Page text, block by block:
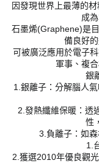
因發現世界上最薄的
成
石墨烯(Graphene)是
備良好
可被廣泛應用於電子
軍事、複
銀
1.銀離子：分解腦人
2.發熱纖維保暖：透
性
3.負離子：如
1.
2.獲選2010年優良觀